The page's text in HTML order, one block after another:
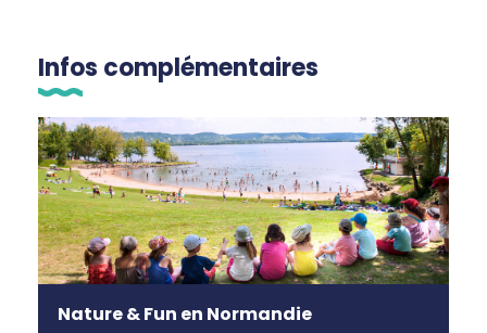
Infos complémentaires
Nature & Fun en Normandie